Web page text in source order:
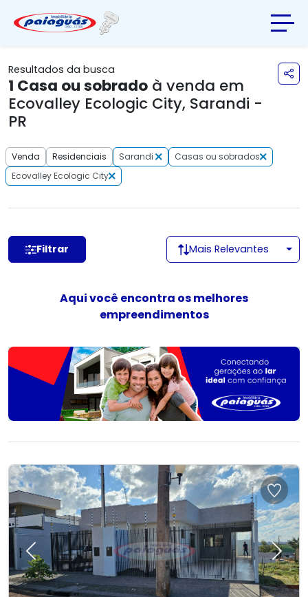
Resultados da busca
1 Casa ou sobrado à venda em
Ecovalley Ecologic City, Sarandi -
PR
Venda Residenciais Sarandi
Casas ou sobrados
Ecovalley Ecologic City
Filtrar Mais Relevantes
Aqui você encontra os melhores
empreendimentos
Previous Next